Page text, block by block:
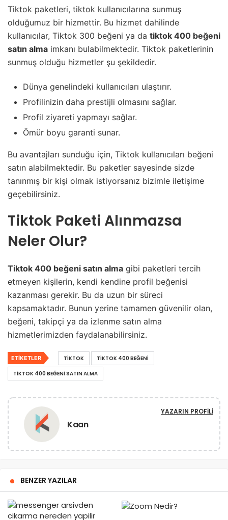
Tiktok paketleri, tiktok kullanıcılarına sunmuş
olduğumuz bir hizmettir. Bu hizmet dahilinde
kullanıcılar, Tiktok 300 beğeni ya da tiktok 400 beğeni
satın alma imkanı bulabilmektedir. Tiktok paketlerinin
sunmuş olduğu hizmetler şu şekildedir.
Dünya genelindeki kullanıcıları ulaştırır.
Profilinizin daha prestijli olmasını sağlar.
Profil ziyareti yapmayı sağlar.
Ömür boyu garanti sunar.
Bu avantajları sunduğu için, Tiktok kullanıcıları beğeni
satın alabilmektedir. Bu paketler sayesinde sizde
tanınmış bir kişi olmak istiyorsanız bizimle iletişime
geçebilirsiniz.
Tiktok Paketi Alınmazsa
Neler Olur?
Tiktok 400 beğeni satın alma gibi paketleri tercih
etmeyen kişilerin, kendi kendine profil beğenisi
kazanması gerekir. Bu da uzun bir süreci
kapsamaktadır. Bunun yerine tamamen güvenilir olan,
beğeni, takipçi ya da izlenme satın alma
hizmetlerimizden faydalanabilirsiniz.
ETIKETLER TIKTOK
TIKTOK 400 BEĞENI
TIKTOK 400 BEĞENI SATIN ALMA
Kaan
YAZARIN PROFILI
BENZER YAZILAR